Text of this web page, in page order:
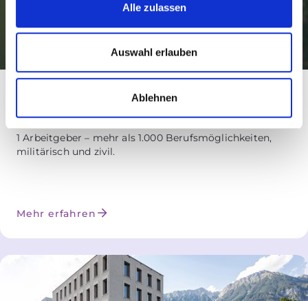
Alle zulassen
Auswahl erlauben
Ablehnen
1 Arbeitgeber – mehr als 1.000 Berufsmöglichkeiten,
militärisch und zivil.
Mehr erfahren